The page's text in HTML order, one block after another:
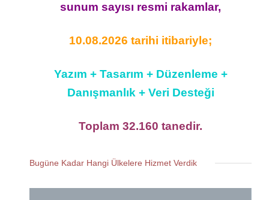
sunum sayısı resmi rakamlar,
10.08.2026 tarihi itibariyle;
Yazım + Tasarım + Düzenleme +
Danışmanlık + Veri Desteği
Toplam 32.160 tanedir.
Bugüne Kadar Hangi Ülkelere Hizmet Verdik